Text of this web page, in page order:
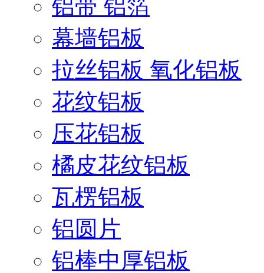
铝带 铝箔
幕墙铝板
拉丝铝板 氧化铝板
花纹铝板
压花铝板
橘皮花纹铝板
瓦楞铝板
铝圆片
铝棒中厚铝板